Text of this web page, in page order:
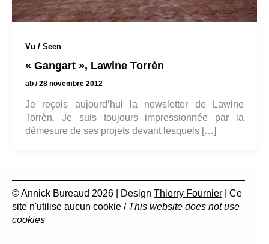
Vu / Seen
« Gangart », Lawine Torrèn
ab /28 novembre 2012
Je reçois aujourd’hui la newsletter de Lawine
Torrèn. Je suis toujours impressionnée par la
démesure de ses projets devant lesquels […]
© Annick Bureaud 2026 | Design Thierry Fournier | Ce
site n'utilise aucun cookie / This website does not use
cookies